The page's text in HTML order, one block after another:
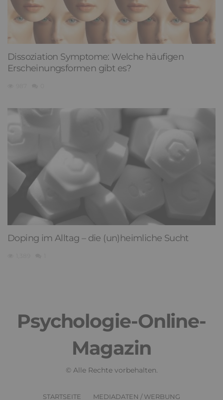
Dissoziation Symptome: Welche häufigen
Erscheinungsformen gibt es?
Doping im Alltag – die (un)heimliche Sucht
Psychologie-Online-
Magazin
© Alle Rechte vorbehalten.
STARTSEITE MEDIADATEN / WERBUNG